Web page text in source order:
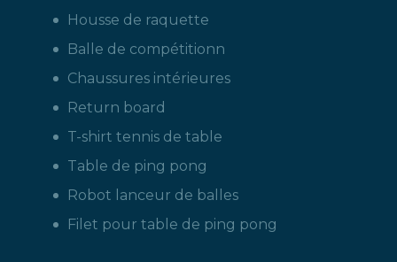
Housse de raquette
Balle de compétitionn
Chaussures intérieures
Return board
T-shirt tennis de table
Table de ping pong
Robot lanceur de balles
Filet pour table de ping pong